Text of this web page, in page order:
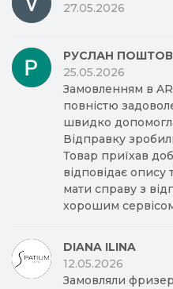
27.05.2026
РУСЛАН
25.05.2026
Замовленням в
повністю
швидко
Відправку
Товар приїхав
відповідає
мати справу з
хорошим
DIANA ILINA
12.05.2026
Замовляли